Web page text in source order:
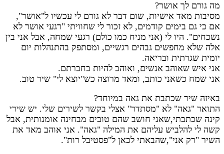
מה גורם לך אושר?
מסיבות מאד אישיות, שום דבר לא גורם לי עכשיו ל"אושר",
אם כי גם בימים קודמים, לא זכור לי שחוויתי "רגעי אושר לא
נשכחים". היו לי (אני מניח כמו כולם) רגעי שמחה, אבל אני בין
אלה שלא מחפשים גבהים רגשיים, ומסתפק בהתנהלות יום
יומית שגרתית ובריאה.
אני איש שאוהב אנשים, ואוהב להיות בחברתם.
אני שמח כשאני כותב, ומאד מרוצה כש"יוצא לי" שיר טוב.
באיזה שיר שכתבת את גאה במיוחד?
התואר "גאה" לא "מסתדר" אצלי בקשר לשירים שלי. יש שירי
קינה שכתבתי,שאני חושב שהם טובים מבחינה אומנותית, אבל
קשה לי להלביש עליהם את המילה "גאה". אני אוהב מאד את
השיר "רק אני",שהבאתי לכאן ל"פסטיבל רות".